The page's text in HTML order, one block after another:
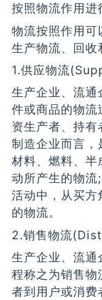
按照物流作用进
物流按照作用可
生产物流、回收
1.供应物流
生产企业、流通
件或商品的物流
资生产者、持
制造企业而言
材料、燃料、
动所产生的物流
活动中，从买方
的物流。
2.销售物流
生产企业、流通
程称之为销售
者到用户或消费